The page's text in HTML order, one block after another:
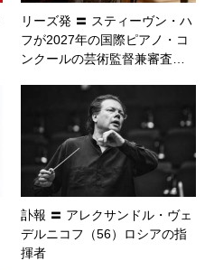
リーズ発 〓 スティーヴン・ハ
フが2027年の国際ピアノ・コ
ンクールの芸術監督兼審査…
訃報 〓 アレクサンドル・ヴェ
デルニコフ（56）ロシアの指
揮者